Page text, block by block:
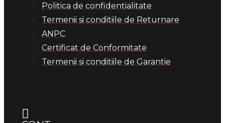
Politica de confidentialitate
Termenii si conditiile de Returnare
ANPC
Certificat de Conformitate
Termenii si conditiile de Garantie